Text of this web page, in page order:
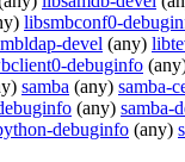
libsmbconf0-
devel (any)
debuginfo
samba (any) samba-
(any) samba-
debuginfo (any)